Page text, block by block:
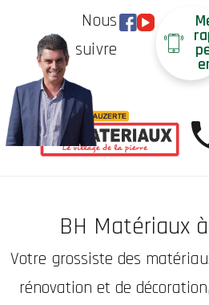
Nous
suivre
BH Matériaux
Votre grossiste des
rénovation et de